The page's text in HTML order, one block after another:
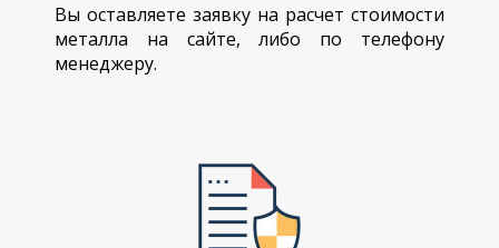
Вы оставляете заявку на расчет стоимости
металла на сайте, либо по телефону
менеджеру.